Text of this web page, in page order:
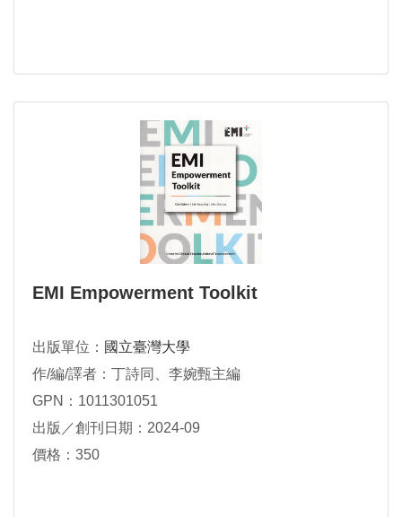
EMI Empowerment Toolkit
出版單位： 國立臺灣大學
作/編/譯者：丁詩同、李婉甄主編
GPN：1011301051
出版／創刊日期：2024-09
價格：350